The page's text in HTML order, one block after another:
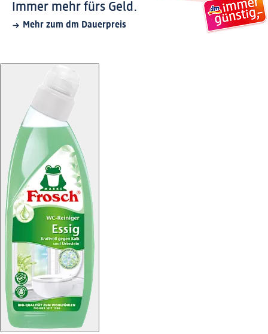
Immer mehr fürs Geld.
Mehr zum dm Dauerpreis